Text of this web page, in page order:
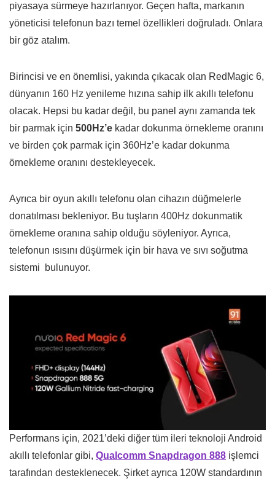
piyasaya sürmeye hazırlanıyor. Geçen hafta, markanın
yöneticisi telefonun bazı temel özellikleri doğruladı. Onlara
bir göz atalım.
Birincisi ve en önemlisi, yakında çıkacak olan RedMagic 6,
dünyanın 160 Hz yenileme hızına sahip ilk akıllı telefonu
olacak. Hepsi bu kadar değil, bu panel aynı zamanda tek
bir parmak için 500Hz’e kadar dokunma örnekleme oranını
ve birden çok parmak için 360Hz’e kadar dokunma
örnekleme oranını destekleyecek.
Ayrıca bir oyun akıllı telefonu olan cihazın düğmelerle
donatılması bekleniyor. Bu tuşların 400Hz dokunmatik
örnekleme oranına sahip olduğu söyleniyor. Ayrıca,
telefonun ısısını düşürmek için bir hava ve sıvı soğutma
sistemi bulunuyor.
Performans için, 2021’deki diğer tüm ileri teknoloji Android
akıllı telefonlar gibi, Qualcomm Snapdragon 888 işlemci
tarafından desteklenecek. Şirket ayrıca 120W standardının